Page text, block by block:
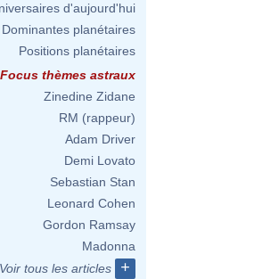
d'aujourd'hui
Dominantes planétaires
Positions planétaires
Focus thèmes astraux
Zinedine Zidane
RM (rappeur)
Adam Driver
Demi Lovato
Sebastian Stan
Leonard Cohen
Gordon Ramsay
Madonna
Voir tous les articles
+